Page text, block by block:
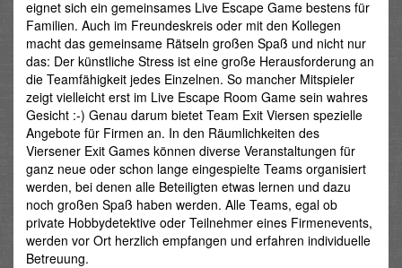
eignet sich ein gemeinsames Live Escape Game bestens für
Familien. Auch im Freundeskreis oder mit den Kollegen
macht das gemeinsame Rätseln großen Spaß und nicht nur
das: Der künstliche Stress ist eine große Herausforderung an
die Teamfähigkeit jedes Einzelnen. So mancher Mitspieler
zeigt vielleicht erst im Live Escape Room Game sein wahres
Gesicht :-) Genau darum bietet Team Exit Viersen spezielle
Angebote für Firmen an. In den Räumlichkeiten des
Viersener Exit Games können diverse Veranstaltungen für
ganz neue oder schon lange eingespielte Teams organisiert
werden, bei denen alle Beteiligten etwas lernen und dazu
noch großen Spaß haben werden. Alle Teams, egal ob
private Hobbydetektive oder Teilnehmer eines Firmenevents,
werden vor Ort herzlich empfangen und erfahren individuelle
Betreuung.